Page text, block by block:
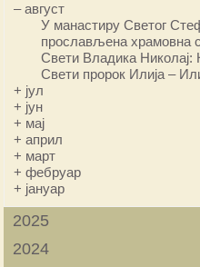
–август
У манастиру Светог
прослављена храмовна
Свети Владика
Свети пророк Илија –
+ јул
+ јун
+ мај
+април
+ март
+фебруар
+ јануар
2025
2024